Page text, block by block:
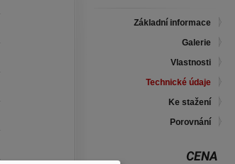
Základní informace
Galerie
Vlastnosti
Technické údaje
Ke stažení
Porovnání
CENA